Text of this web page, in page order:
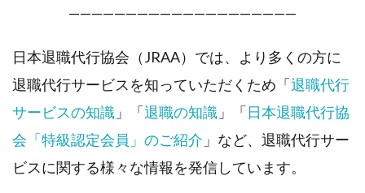
————————————————————
日本退職代行協会（JRAA）では、より多くの方に
退職代行サービスを知っていただくため「退職代行
サービスの知識 」「退職の知識 」「日本退職代行協
会「特級認定会員」のご紹介 」など、退職代行サー
ビスに関する様々な情報を発信しています。